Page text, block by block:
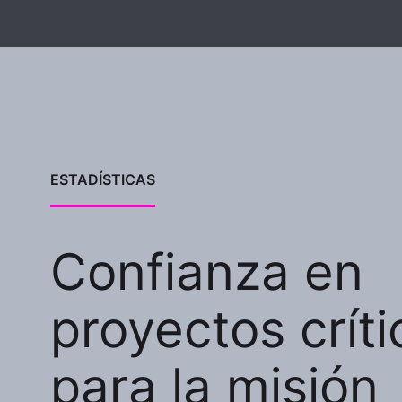
ESTADÍSTICAS
Confianza en
proyectos
para la misión